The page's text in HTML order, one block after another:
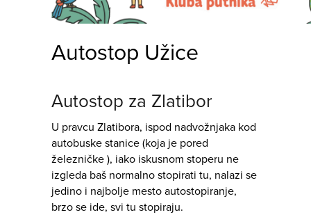
Autostop Užice
Autostop za Zlatibor
U pravcu Zlatibora, ispod nadvožnjaka kod
autobuske stanice (koja je pored
železničke ), iako iskusnom stoperu ne
izgleda baš normalno stopirati tu, nalazi se
jedino i najbolje mesto autostopiranje,
brzo se ide, svi tu stopiraju.